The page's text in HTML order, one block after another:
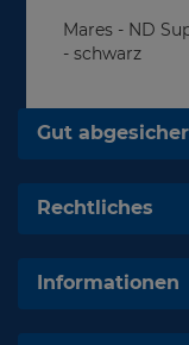
Mares - ND
- schwarz
Gut
Rechtliches
Informationen